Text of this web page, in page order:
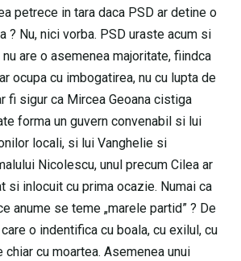
petrece in tara daca PSD ar detine o
? Nu, nici vorba. PSD uraste acum si
are o asemenea majoritate, fiindca
ocupa cu imbogatirea, nu cu lupta de
fi sigur ca Mircea Geoana cistiga
forma un guvern convenabil si lui
locali, si lui Vanghelie si
Nicolescu, unul precum Cilea ar
si inlocuit cu prima ocazie. Numai ca
anume se teme „marele partid” ? De
o indentifica cu boala, cu exilul, cu
chiar cu moartea. Asemenea unui